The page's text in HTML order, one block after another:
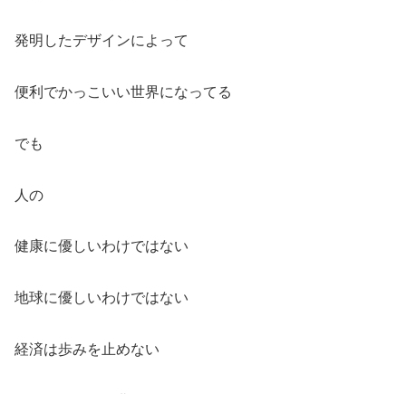
発明したデザインによって
便利でかっこいい世界になってる
でも
人の
健康に優しいわけではない
地球に優しいわけではない
経済は歩みを止めない